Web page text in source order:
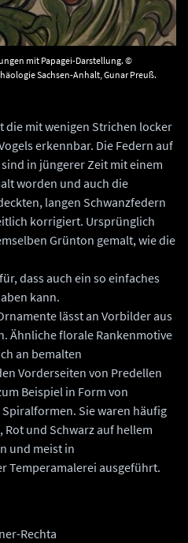
mit Papagei-Darstellung. ©
Sachsen-Anhalt, Gunar Preuß.
die mit wenigen Strichen locker
erkennbar. Die Federn auf
in jüngerer Zeit mit einem
worden und auch die
langen Schwanzfedern
korrigiert. Ursprünglich
Grünton gemalt, wie die
dass auch ein so einfaches
kann.
lässt an Vorbilder aus
Ähnliche florale Rankenmotive
an bemalten
Vorderseiten von Predellen
Beispiel in Form von
Sie waren häufig
und Schwarz auf hellem
und meist in
Temperamalerei ausgeführt.
Rechta